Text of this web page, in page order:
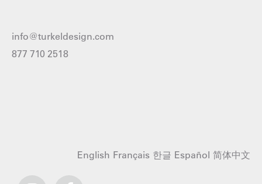
info@turkeldesign.com
877 710 2518
English Français 한글 Español 简体中文